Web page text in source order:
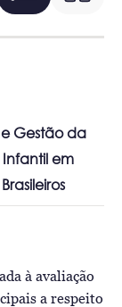
Gestão da
em
à avaliação
a respeito